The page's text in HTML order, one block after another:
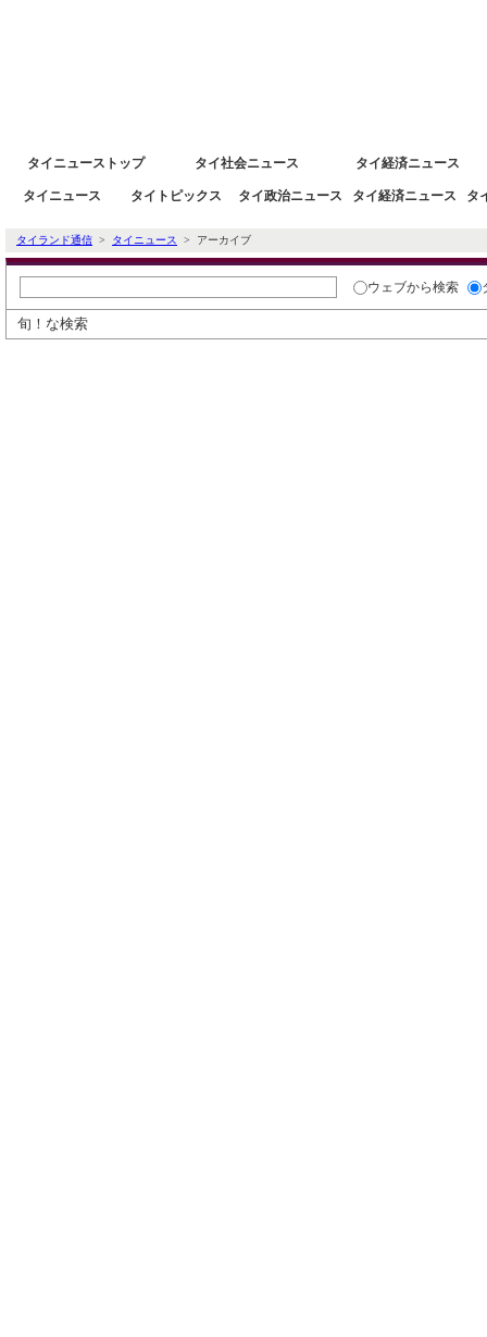
タイニューストップ タイ社会ニュース タイ経済ニュース
タイニュース タイトピックス タイ政治ニュース タイ経済ニュース タ
タイランド通信 > タイニュース > アーカイブ
ウェブから検索
旬！な検索